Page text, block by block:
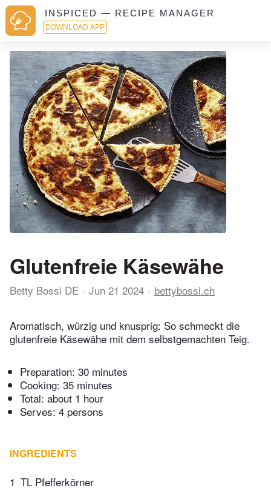
INSPICED — RECIPE MANAGER
DOWNLOAD APP
Glutenfreie Käsewähe
Betty Bossi DE Jun 21 2024 bettybossi.ch
Aromatisch, würzig und knusprig: So schmeckt die
glutenfreie Käsewähe mit dem selbstgemachten Teig.
Preparation: 30 minutes
Cooking: 35 minutes
Total: about 1 hour
Serves: 4 persons
INGREDIENTS
1 TL Pfefferkörner